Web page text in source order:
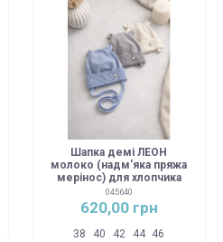
Шапка демі ЛЕОН
молоко (надм'яка пряжа
мерінос) для хлопчика
045640
620,00 грн
38 40 42 44 46